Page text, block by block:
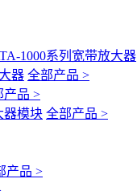
1000系列宽带放大器
器 全部产品 >
产品 >
器模块 全部产品 >
产品 >